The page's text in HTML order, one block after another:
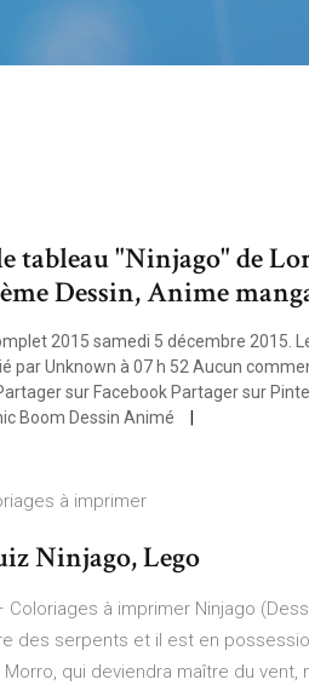
tableau "Ninjago" de
Dessin, Anime
2015 samedi 5 décembre 2015.
par Unknown à 07 h 52 Aucun
sur Facebook Partager sur
Boom Dessin Animé
à imprimer
Ninjago, Lego
à imprimer Ninjago
des serpents et il est en
qui deviendra maître du vent,